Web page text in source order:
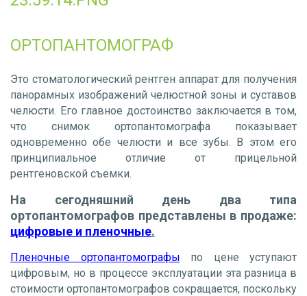
ОРТОПАНТОМОГРАФ
Это стоматологический рентген аппарат для получения
панорамных изображений челюстной зоны и суставов
челюсти. Его главное достоинство заключается в том,
что снимок ортопантомографа показывает
одновременно обе челюсти и все зубы. В этом его
принципиальное отличие от прицельной
рентгеновской съемки.
На сегодняшний день два типа
ортопантомографов представлены в продаже:
цифровые и пленочные.
Пленочные ортопантомографы по цене уступают
цифровым, но в процессе эксплуатации эта разница в
стоимости ортопантомографов сокращается, поскольку